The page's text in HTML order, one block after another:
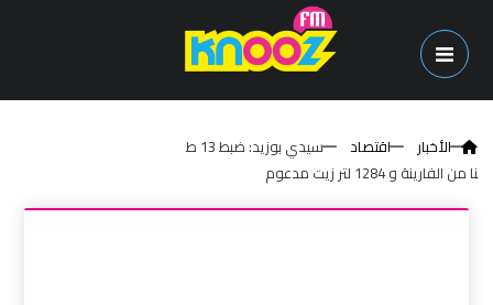
الأخبار اقتصاد
سيدي بوزيد: ضبط 13 ط
نا من الفارينة و 1284 لتر زيت مدعوم